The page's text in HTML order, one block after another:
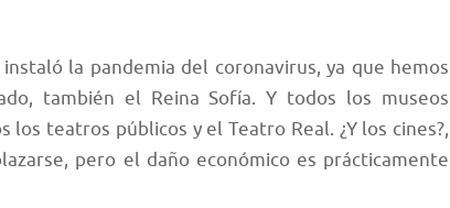
la pandemia del coronavirus, ya que hemos
también el Reina Sofía. Y todos los museos
teatros públicos y el Teatro Real. ¿Y los cines?,
pero el daño económico es prácticamente